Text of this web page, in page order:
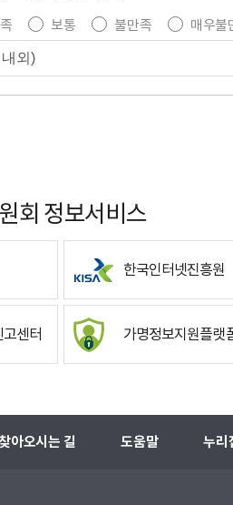
보통 불만족 매우불
회 정보서비스
한국인터넷진흥원
센터 가명정보지원플랫
아오시는 길 도움말 누리